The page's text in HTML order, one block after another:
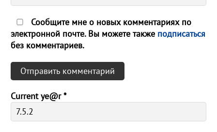
Сообщите мне о новых комментариях по
электронной почте. Вы можете также подписаться
без комментариев.
Current ye@r*